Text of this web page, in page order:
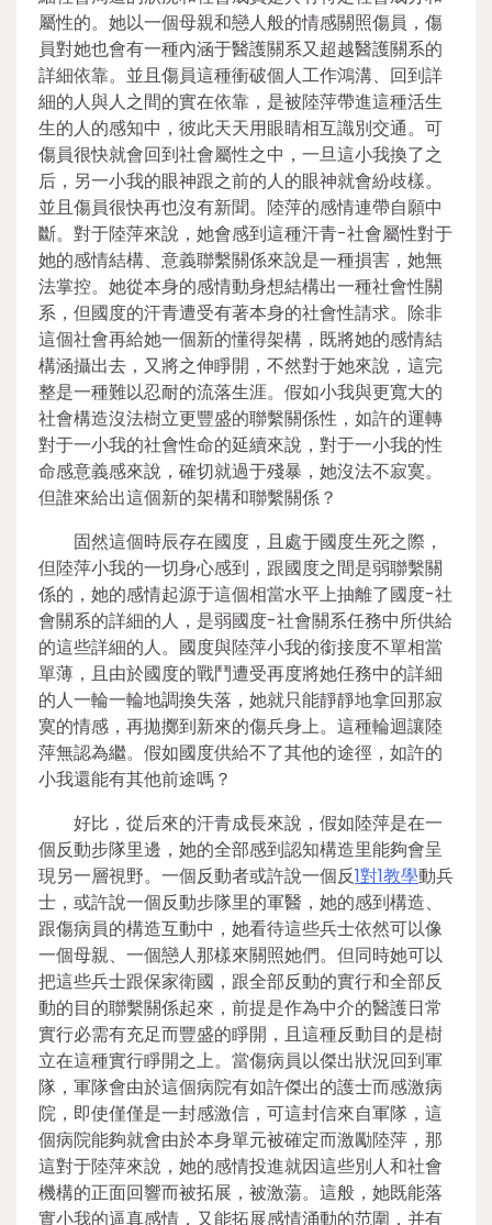
屬性的。她以一個母親和戀人般的情感關照傷員，傷
員對她也會有一種內涵于醫護關系又超越醫護關系的
詳細依靠。並且傷員這種衝破個人工作鴻溝、回到詳
細的人與人之間的實在依靠，是被陸萍帶進這種活生
生的人的感知中，彼此天天用眼睛相互識別交通。可
傷員很快就會回到社會屬性之中，一旦這小我換了之
后，另一小我的眼神跟之前的人的眼神就會紛歧樣。
並且傷員很快再也沒有新聞。陸萍的感情連帶自願中
斷。對于陸萍來說，她會感到這種汗青-社會屬性對于
她的感情結構、意義聯繫關係來說是一種損害，她無
法掌控。她從本身的感情動身想結構出一種社會性關
系，但國度的汗青遭受有著本身的社會性請求。除非
這個社會再給她一個新的懂得架構，既將她的感情結
構涵攝出去，又將之伸睜開，不然對于她來說，這完
整是一種難以忍耐的流落生涯。假如小我與更寬大的
社會構造沒法樹立更豐盛的聯繫關係性，如許的運轉
對于一小我的社會性命的延續來說，對于一小我的性
命感意義感來說，確切就過于殘暴，她沒法不寂寞。
但誰來給出這個新的架構和聯繫關係？
固然這個時辰存在國度，且處于國度生死之際，
但陸萍小我的一切身心感到，跟國度之間是弱聯繫關
係的，她的感情起源于這個相當水平上抽離了國度-社
會關系的詳細的人，是弱國度-社會關系任務中所供給
的這些詳細的人。國度與陸萍小我的銜接度不單相當
單薄，且由於國度的戰鬥遭受再度將她任務中的詳細
的人一輪一輪地調換失落，她就只能靜靜地拿回那寂
寞的情感，再拋擲到新來的傷兵身上。這種輪迴讓陸
萍無認為繼。假如國度供給不了其他的途徑，如許的
小我還能有其他前途嗎？
好比，從后來的汗青成長來說，假如陸萍是在一
個反動步隊里邊，她的全部感到認知構造里能夠會呈
現另一層視野。一個反動者或許說一個反1對1教學動兵
士，或許說一個反動步隊里的軍醫，她的感到構造、
跟傷病員的構造互動中，她看待這些兵士依然可以像
一個母親、一個戀人那樣來關照她們。但同時她可以
把這些兵士跟保家衛國，跟全部反動的實行和全部反
動的目的聯繫關係起來，前提是作為中介的醫護日常
實行必需有充足而豐盛的睜開，且這種反動目的是樹
立在這種實行睜開之上。當傷病員以傑出狀況回到軍
隊，軍隊會由於這個病院有如許傑出的護士而感激病
院，即使僅僅是一封感激信，可這封信來自軍隊，這
個病院能夠就會由於本身單元被確定而激勵陸萍，那
這對于陸萍來說，她的感情投進就因這些別人和社會
機構的正面回響而被拓展，被激蕩。這般，她既能落
實小我的逼真感情，又能拓展感情涌動的范圍，并有